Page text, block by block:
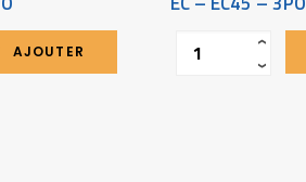
AJOUTER
‹
›